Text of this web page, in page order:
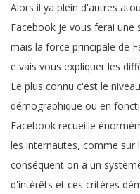
Alors il ya plein d'autres
Facebook je vous ferai une
mais la force principale de
e vais vous expliquer les
Le plus connu c'est le niveau
démographique ou en
Facebook recueille
les internautes, comme sur
conséquent on a un
d'intérêts et ces critères